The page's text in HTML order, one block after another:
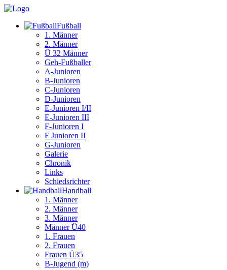
Fuß­ball
1. Männer
2. Männer
Ü 32 Männer
Geh-Fußballer
A-Junioren
B-Junioren
C-Junioren
D-Junioren
E-Junioren I/II
E-Junioren III
F-Junioren I
F Junioren II
G-Junioren
Galerie
Chronik
Links
Schiedsrichter
Hand­ball
1. Männer
2. Männer
3. Männer
Männer Ü40
1. Frauen
2. Frauen
Frauen Ü35
B-Jugend (m)